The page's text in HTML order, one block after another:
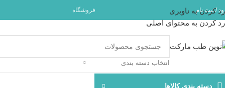
رد کردن به ناوبری
رد کردن به محتوای اصلی
/ ثبت نام فروشگاه
انتخاب دسته بندی
دسته بندی کالاها